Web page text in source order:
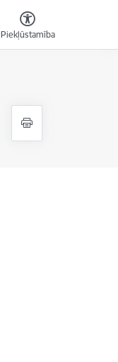
Piekļūstamība